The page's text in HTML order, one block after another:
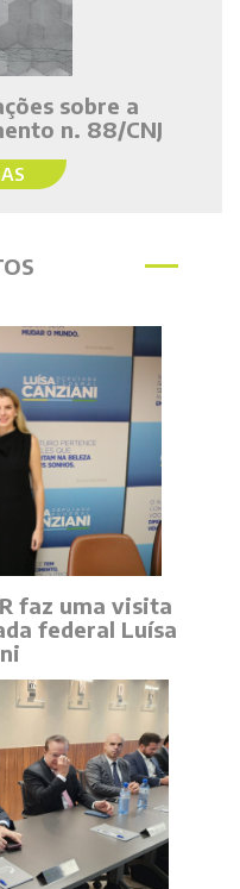
sobre a
n. 88/CNJ
faz uma visita
federal Luísa